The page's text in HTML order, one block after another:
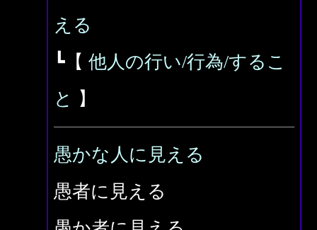
える
┗【 他人の行い/行為/するこ
と
】
愚かな人に見える
愚者に見える